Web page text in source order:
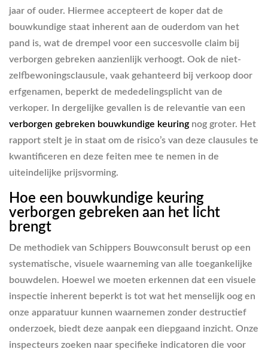
jaar of ouder. Hiermee accepteert de koper dat de
bouwkundige staat inherent aan de ouderdom van het
pand is, wat de drempel voor een succesvolle claim bij
verborgen gebreken aanzienlijk verhoogt. Ook de niet-
zelfbewoningsclausule, vaak gehanteerd bij verkoop door
erfgenamen, beperkt de mededelingsplicht van de
verkoper. In dergelijke gevallen is de relevantie van een
verborgen gebreken bouwkundige keuring nog groter. Het
rapport stelt je in staat om de risico’s van deze clausules te
kwantificeren en deze feiten mee te nemen in de
uiteindelijke prijsvorming.
Hoe een bouwkundige keuring
verborgen gebreken aan het licht
brengt
De methodiek van Schippers Bouwconsult berust op een
systematische, visuele waarneming van alle toegankelijke
bouwdelen. Hoewel we moeten erkennen dat een visuele
inspectie inherent beperkt is tot wat het menselijk oog en
onze apparatuur kunnen waarnemen zonder destructief
onderzoek, biedt deze aanpak een diepgaand inzicht. Onze
inspecteurs zoeken naar specifieke indicatoren die voor